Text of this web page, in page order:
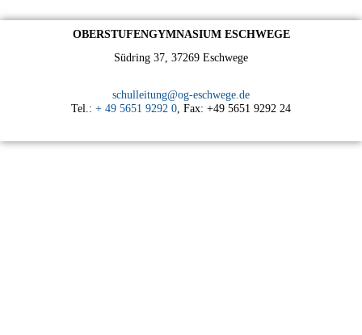
OBERSTUFENGYMNASIUM ESCHWEGE
Südring 37, 37269 Eschwege
schulleitung@og-eschwege.de
Tel.: + 49 5651 9292 0, Fax: +49 5651 9292 24